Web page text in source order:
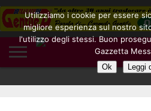
CONTATTI
COOKIE
POLICY
DIVENTA
BLOGGER
HOME
NOTE
LEGALI
Utilizziamo i cookie per essere
migliore esperienza sul nostro
l'utilizzo degli stessi. Buon
Gazzetta
Ok Leggi